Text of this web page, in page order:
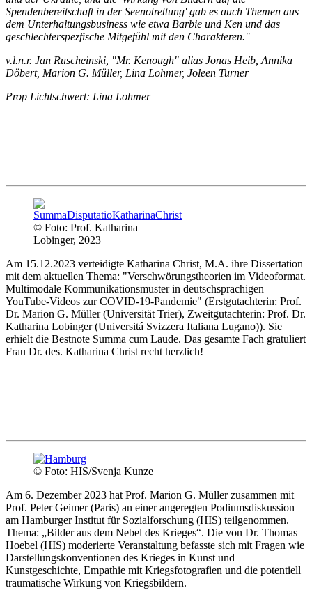
Spendenbereitschaft in der Seenotrettung' gab es auch Themen aus
dem Unterhaltungsbusiness wie etwa Barbie und Ken und das
geschlechterspezfische Mitgefühl mit den Charakteren."
v.l.n.r. Jan Ruscheinski, "Mr. Kenough" alias Jonas Heib, Annika
Döbert, Marion G. Müller, Lina Lohmer, Joleen Turner
Prop Lichtschwert: Lina Lohmer
© Foto: Prof. Katharina
Lobinger, 2023
Am 15.12.2023 verteidigte Katharina Christ, M.A. ihre Dissertation
mit dem aktuellen Thema: "Verschwörungstheorien im Videoformat.
Multimodale Kommunikationsmuster in deutschsprachigen
YouTube-Videos zur COVID-19-Pandemie" (Erstgutachterin: Prof.
Dr. Marion G. Müller (Universität Trier), Zweitgutachterin: Prof. Dr.
Katharina Lobinger (Universitá Svizzera Italiana Lugano)). Sie
erhielt die Bestnote Summa cum Laude. Das gesamte Fach gratuliert
Frau Dr. des. Katharina Christ recht herzlich!
© Foto: HIS/Svenja Kunze
Am 6. Dezember 2023 hat Prof. Marion G. Müller zusammen mit
Prof. Peter Geimer (Paris) an einer angeregten Podiumsdiskussion
am Hamburger Institut für Sozialforschung (HIS) teilgenommen.
Thema: „Bilder aus dem Nebel des Krieges“. Die von Dr. Thomas
Hoebel (HIS) moderierte Veranstaltung befasste sich mit Fragen wie
Darstellungskonventionen des Krieges in Kunst und
Kunstgeschichte, Empathie mit Kriegsfotografien und die potentiell
traumatische Wirkung von Kriegsbildern.